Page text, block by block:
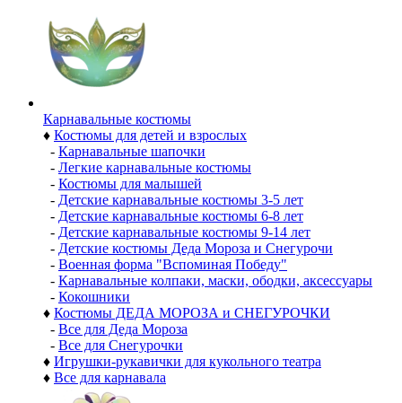
Карнавальные костюмы
♦ Костюмы для детей и взрослых
- Карнавальные шапочки
- Легкие карнавальные костюмы
- Костюмы для малышей
- Детские карнавальные костюмы 3-5 лет
- Детские карнавальные костюмы 6-8 лет
- Детские карнавальные костюмы 9-14 лет
- Детские костюмы Деда Мороза и Снегурочи
- Военная форма "Вспоминая Победу"
- Карнавальные колпаки, маски, ободки, аксессуары
- Кокошники
♦ Костюмы ДЕДА МОРОЗА и СНЕГУРОЧКИ
- Все для Деда Мороза
- Все для Снегурочки
♦ Игрушки-рукавички для кукольного театра
♦ Все для карнавала